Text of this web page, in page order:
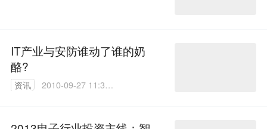
IT产业与安防谁动了谁的奶
酪?
资讯
2010-09-27 11:33: